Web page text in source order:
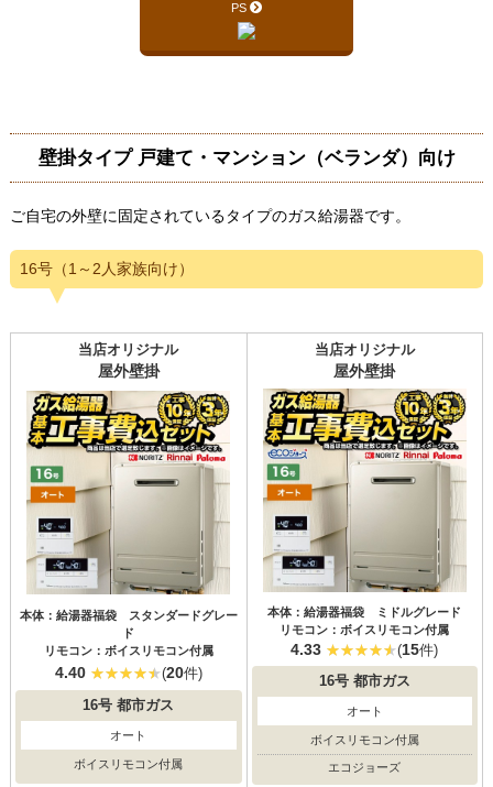
PS
壁掛タイプ 戸建て・マンション（ベランダ）向け
ご自宅の外壁に固定されているタイプのガス給湯器です。
16号（1～2人家族向け）
当店オリジナル
屋外壁掛
本体：給湯器福袋 スタンダードグレー
ド
リモコン：ボイスリモコン付属
4.40 (20件)
16号 都市ガス
オート
ボイスリモコン付属
当店オリジナル
屋外壁掛
本体：給湯器福袋 ミドルグレード
リモコン：ボイスリモコン付属
4.33 (15件)
16号都市ガス
オート
ボイスリモコン付属
エコジョーズ